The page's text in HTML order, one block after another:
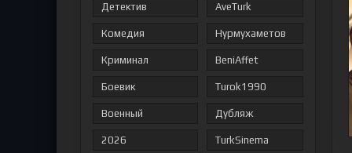
Детектив
Комедия
Криминал
Боевик
Военный
2026
AveTurk
Нурмухаметов
BeniAffet
Turok1990
Дубляж
TurkSinema